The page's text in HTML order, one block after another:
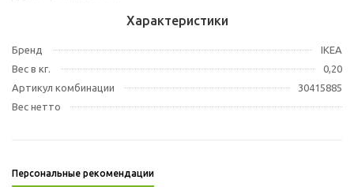
Характеристики
Бренд
IKEA
Вес в кг.
0,20
Артикул комбинации
30415885
Вес нетто
Персональные рекомендации